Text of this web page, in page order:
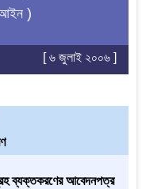
)
[ ৬ জুলাই ২০০৬ ]
ব্যক্তকরণের আবেদনপত্র